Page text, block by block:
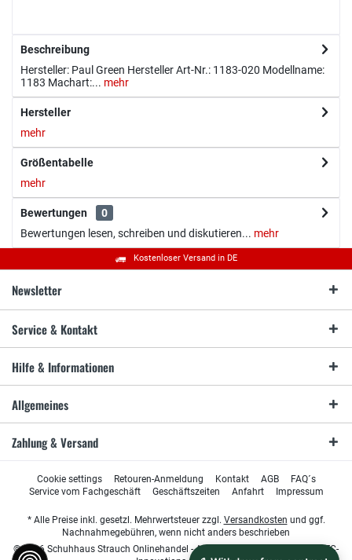
Beschreibung
Hersteller: Paul Green Hersteller Art-Nr.: 1183-020 Modellname:
1183 Machart:... mehr
Hersteller
mehr
Größentabelle
mehr
Bewertungen
0
Bewertungen lesen, schreiben und diskutieren... mehr
Kostenloser Versand in DE
Newsletter
Service & Kontakt
Hilfe & Informationen
Allgemeines
Zahlung & Versand
Cookie settings Retouren-Anmeldung Kontakt AGB
FAQ´s
Service vom Fachgeschäft
Geschäftszeiten Anfahrt Impressum
* Alle Preise inkl. gesetzl. Mehrwertsteuer zzgl. Versandkosten und ggf.
Nachnahmegebühren, wenn nicht anders beschrieben
© 2026 Schuhhaus Strauch Onlinehandel - All Rights Reserved. Design by
TC-